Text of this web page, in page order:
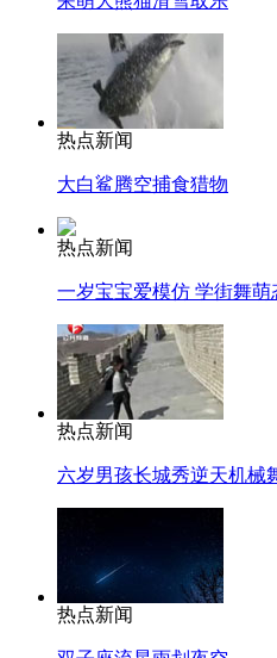
热点新闻
大白鲨腾空捕食猎物
热点新闻
一岁宝宝爱模仿 学街舞萌
热点新闻
六岁男孩长城秀逆天机械
热点新闻